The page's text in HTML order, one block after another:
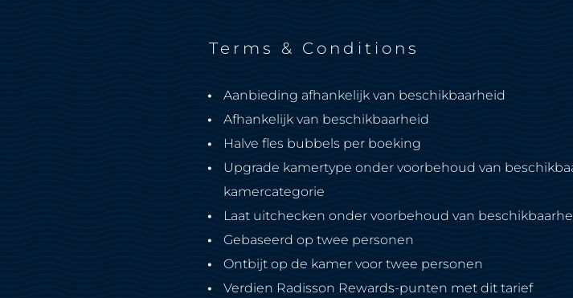
Terms & Conditions
Aanbieding afhankelijk van beschikbaarheid
Afhankelijk van beschikbaarheid
Halve fles bubbels per boeking
Upgrade kamertype onder voorbehoud van
kamercategorie
Laat uitchecken onder voorbehoud van
Gebaseerd op twee personen
Ontbijt op de kamer voor twee personen
Verdien Radisson Rewards-punten met dit tarief